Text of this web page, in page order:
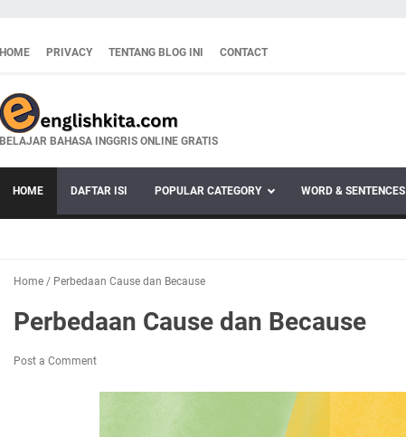
HOME PRIVACY TENTANG BLOG INI CONTACT
BELAJAR BAHASA INGGRIS ONLINE GRATIS
HOME DAFTAR ISI POPULAR CATEGORY WORD & SENTENCES
Home / Perbedaan Cause dan Because
Perbedaan Cause dan Because
Post a Comment